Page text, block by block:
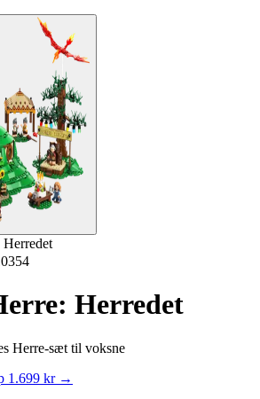
Herredet
Herre-sæt til voksne
1.699 kr →